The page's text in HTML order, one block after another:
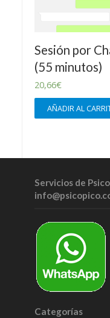
Sesión por
(55 minutos)
20,66€
AÑADIR AL
Servicios de
Categorías